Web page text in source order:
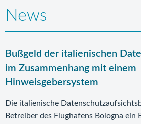
News
Bußgeld der italienischen
im Zusammenhang mit einem
Hinweisgebersystem
Die italienische
Betreiber des Flughafens Bologna ein